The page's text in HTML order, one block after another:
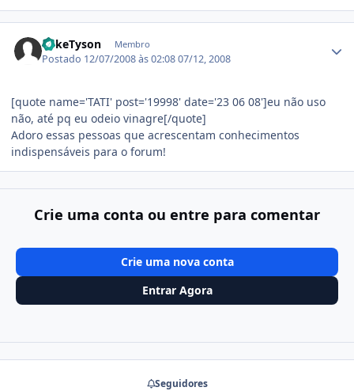
MikeTyson Membro
Postado 12/07/2008 às 02:0807/12, 2008
[quote name='TATI' post='19998' date='23 06 08']eu não uso
não, até pq eu odeio vinagre[/quote]
Adoro essas pessoas que acrescentam conhecimentos
indispensáveis para o forum!
Crie uma conta ou entre para comentar
Crie uma nova conta
Entrar Agora
Seguidores